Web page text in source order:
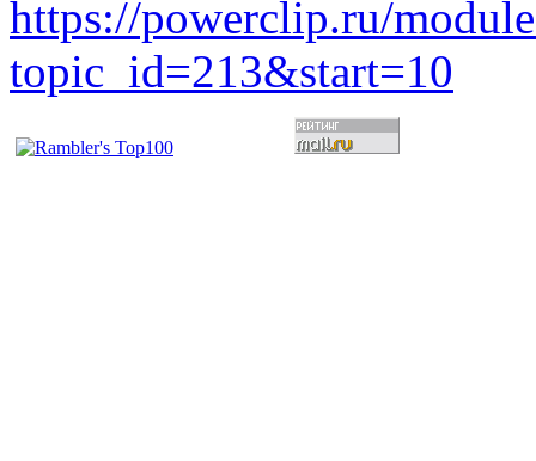
https://powerclip.ru/
topic_id=213&start=10